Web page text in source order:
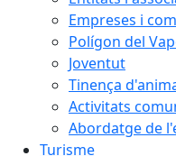
Empreses i
Polígon del
Joventut
Tinença
Activitats
Abordatge de
Turisme